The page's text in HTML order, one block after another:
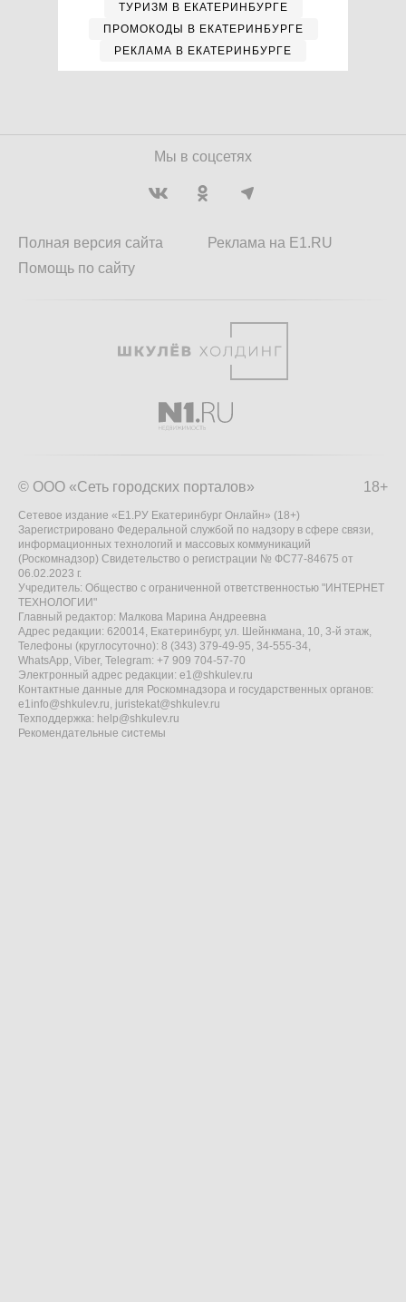
ТУРИЗМ В ЕКАТЕРИНБУРГЕ
ПРОМОКОДЫ В ЕКАТЕРИНБУРГЕ
РЕКЛАМА В ЕКАТЕРИНБУРГЕ
Мы в соцсетях
Полная версия сайта
Помощь по сайту
Реклама на E1.RU
18+
© ООО «Сеть городских порталов»
Сетевое издание «Е1.РУ Екатеринбург Онлайн» (18+)
Зарегистрировано Федеральной службой по надзору в сфере связи,
информационных технологий и массовых коммуникаций
(Роскомнадзор) Свидетельство о регистрации № ФС77-84675 от
06.02.2023 г.
Учредитель: Общество с ограниченной ответственностью "ИНТЕРНЕТ
ТЕХНОЛОГИИ"
Главный редактор: Малкова Марина Андреевна
Адрес редакции: 620014, Екатеринбург, ул. Шейнкмана, 10, 3-й этаж,
Телефоны (круглосуточно): 8 (343) 379-49-95, 34-555-34,
WhatsApp, Viber, Telegram: +7 909 704-57-70
Электронный адрес редакции: e1@shkulev.ru
Контактные данные для Роскомнадзора и государственных органов:
e1info@shkulev.ru, juristekat@shkulev.ru
Техподдержка: help@shkulev.ru
Рекомендательные системы